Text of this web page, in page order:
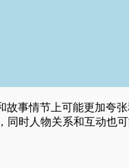
故事情节上可能更加夸
同时人物关系和互动也